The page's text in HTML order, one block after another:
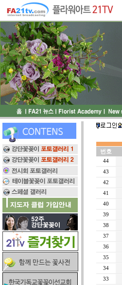
번호
44
43
42
41
40
39
38
37
36
35
34
33